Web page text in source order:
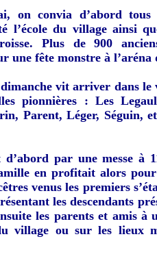
on convia d’abord tous
l’école du village ainsi
Plus de 900
une fête monstre à l’aréna
vit arriver dans le
pionnières : Les
Parent, Léger, Séguin,
par une messe à
en profitait alors
venus les premiers
les descendants
les parents et amis à
village ou sur les lieux